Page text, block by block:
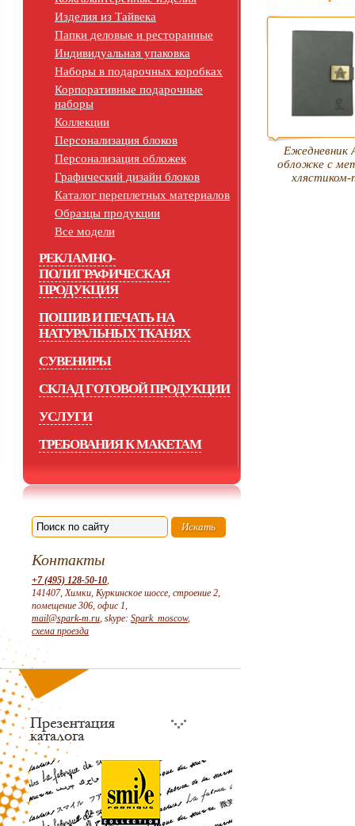
Изделия из Тайвека
Папки деловые и ресторанные
Индивидуальная упаковка
Наборы в подарочных коробках
Корпоративные подарочные
наборы
Коллекции
Персонализация блоков
Персонализация обложек
Графический дизайн блоков
Каталог переплетных материалов
Образцы продукции
Все модели
РЕКЛАМНО-
ПОЛИГРАФИЧЕСКАЯ
ПРОДУКЦИЯ
ПОШИВ И ПЕЧАТЬ НА
НАТУРАЛЬНЫХ ТКАНЯХ
СУВЕНИРЫ
СКЛАД ГОТОВОЙ ПРОДУКЦИИ
УСЛУГИ
ТРЕБОВАНИЯ К МАКЕТАМ
Контакты
+7 (495) 128-50-10,
141407, Химки, Куркинское шоссе, строение 2,
помещение 306, офис 1,
mail@spark-m.ru, skype: Spark_moscow,
схема проезда
Ежедневник
обложке с